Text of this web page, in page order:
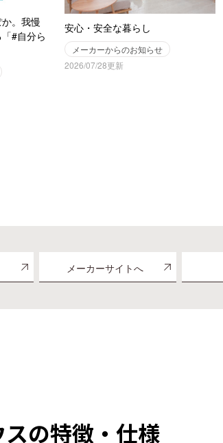
。我慢
#自分ら
安心・安全な暮らし
メーカーからのお知らせ
2026/07/28更新
メーカーサイトへ
スの特徴・仕様